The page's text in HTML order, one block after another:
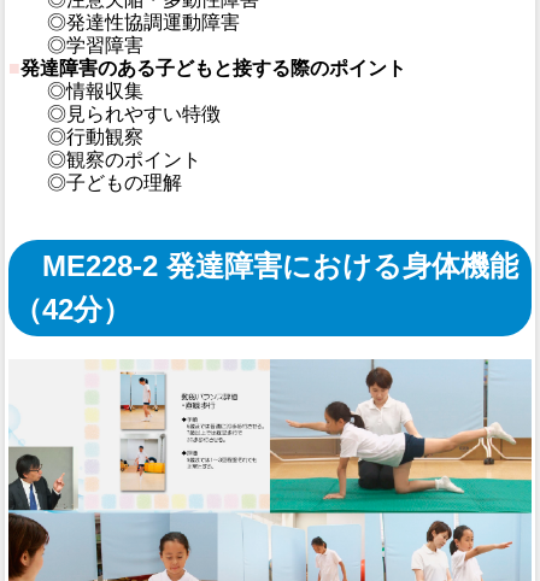
◎発達性協調運動障害
◎学習障害
■発達障害のある子どもと接する際のポイント
◎情報収集
◎見られやすい特徴
◎行動観察
◎観察のポイント
◎子どもの理解
ME228-2 発達障害における身体機能
（42分）